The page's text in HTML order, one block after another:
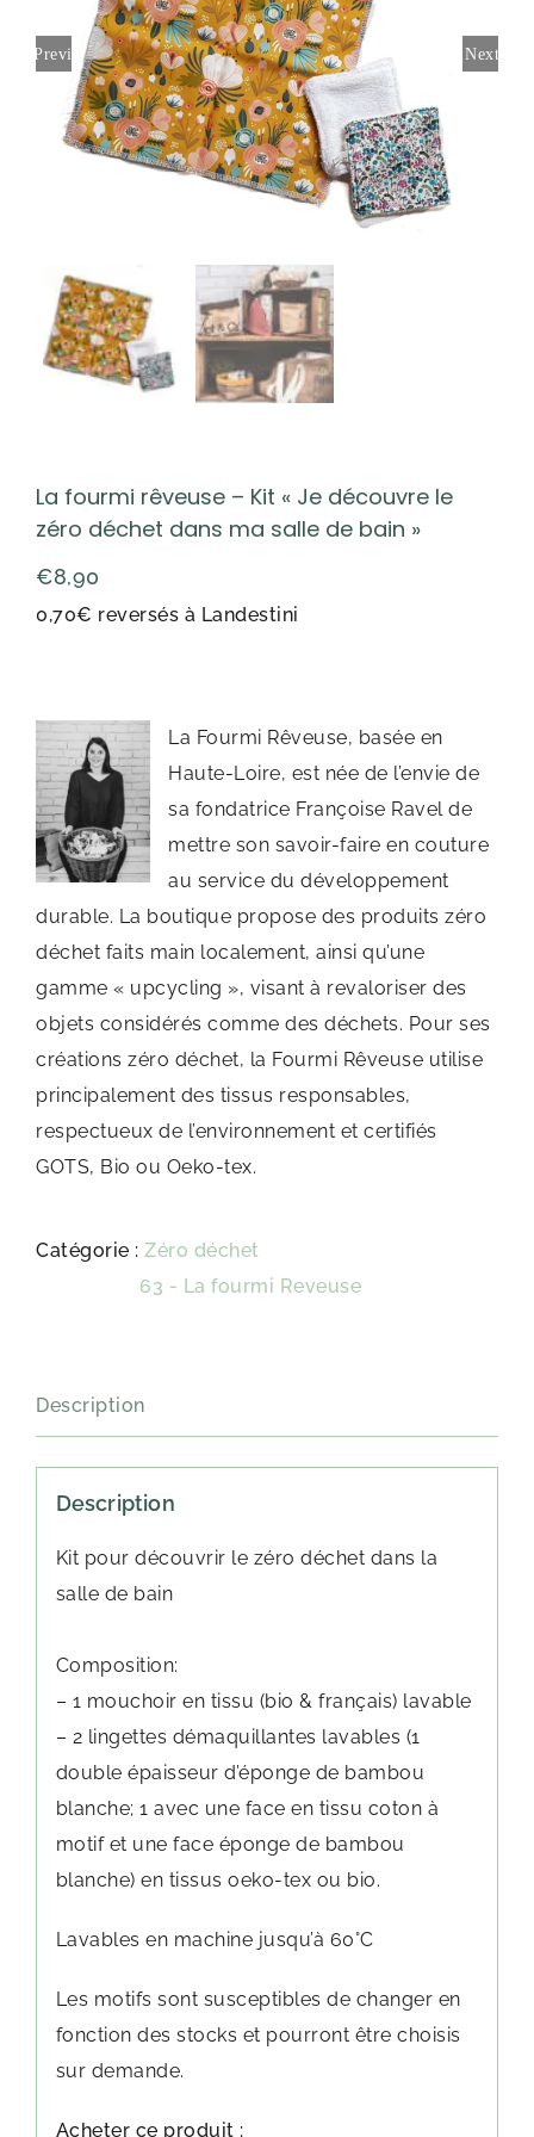
Previous Next
La fourmi rêveuse – Kit « Je découvre le
zéro déchet dans ma salle de bain »
0,70€ reversés à Landestini
€8,90
La Fourmi Rêveuse, basée en
Haute-Loire, est née de l’envie de
sa fondatrice Françoise Ravel de
mettre son savoir-faire en couture
au service du développement
durable. La boutique propose des produits zéro
déchet faits main localement, ainsi qu’une
gamme « upcycling », visant à revaloriser des
objets considérés comme des déchets. Pour ses
créations zéro déchet, la Fourmi Rêveuse utilise
principalement des tissus responsables,
respectueux de l’environnement et certifiés
GOTS, Bio ou Oeko-tex.
Catégorie : Zéro déchet
63 - La fourmi Reveuse
Description
Description
Kit pour découvrir le zéro déchet dans la
salle de bain
Composition:
– 1 mouchoir en tissu (bio & français) lavable
– 2 lingettes démaquillantes lavables (1
double épaisseur d’éponge de bambou
blanche; 1 avec une face en tissu coton à
motif et une face éponge de bambou
blanche) en tissus oeko-tex ou bio.
Lavables en machine jusqu’à 60°C
Les motifs sont susceptibles de changer en
fonction des stocks et pourront être choisis
sur demande.
Acheter ce produit :